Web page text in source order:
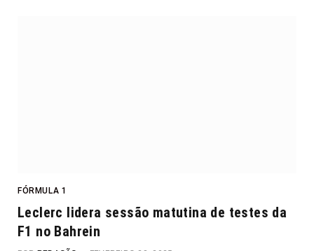
FÓRMULA 1
Leclerc lidera sessão matutina de testes da
F1 no Bahrein